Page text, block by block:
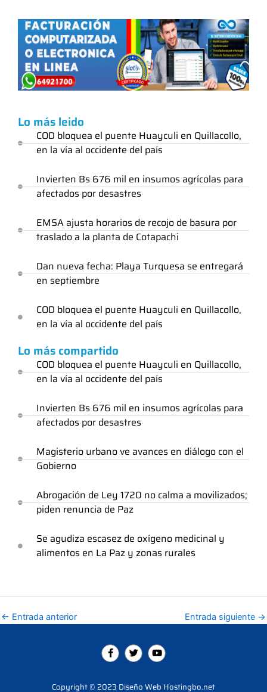
Lo más leido
COD bloquea el puente Huayculi en Quillacollo,
en la vía al occidente del país
Invierten Bs 676 mil en insumos agrícolas para
afectados por desastres
EMSA ajusta horarios de recojo de basura por
traslado a la planta de Cotapachi
Dan nueva fecha: Playa Turquesa se entregará
en septiembre
COD bloquea el puente Huayculi en Quillacollo,
en la vía al occidente del país
Lo más compartido
COD bloquea el puente Huayculi en Quillacollo,
en la vía al occidente del país
Invierten Bs 676 mil en insumos agrícolas para
afectados por desastres
Magisterio urbano ve avances en diálogo con el
Gobierno
Abrogación de Ley 1720 no calma a movilizados;
piden renuncia de Paz
Se agudiza escasez de oxígeno medicinal y
alimentos en La Paz y zonas rurales
← Entrada anterior Entrada siguiente →
F
a
c
b
T
w
i
t
Y
o
u
u
Copyright © 2023 Diseño Web Hostingbo.net